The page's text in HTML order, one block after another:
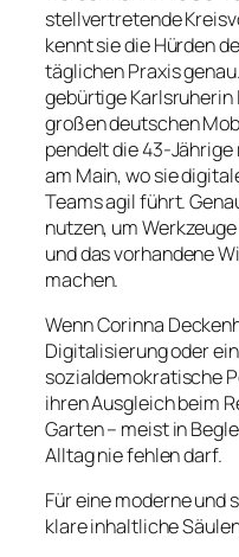
stellvertretende
kennt sie die Hürden
täglichen Praxis
gebürtige Karlsruherin
großen deutschen
pendelt die 43-
am Main, wo sie
Teams agil führt.
nutzen, um
und das vorhandene
machen.
Wenn Corinna
Digitalisierung oder
sozialdemokratische
ihren Ausgleich beim
Garten – meist in
Alltag nie fehlen darf.
Für eine moderne und
klare inhaltliche